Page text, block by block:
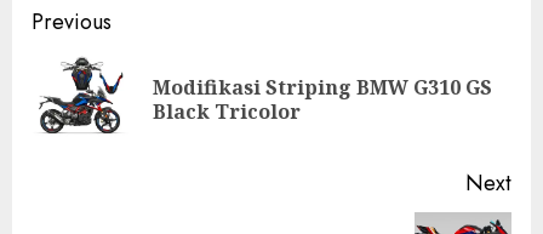
Post
navigation
Previous
Modifikasi Striping BMW G310 GS
Black Tricolor
Next